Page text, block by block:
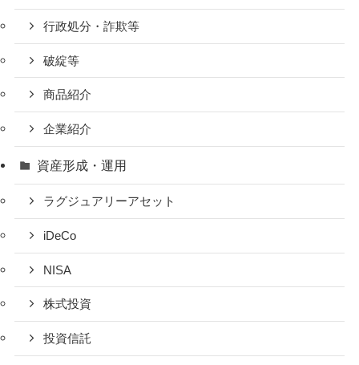
行政処分・詐欺等
破綻等
商品紹介
企業紹介
資産形成・運用
ラグジュアリーアセット
iDeCo
NISA
株式投資
投資信託